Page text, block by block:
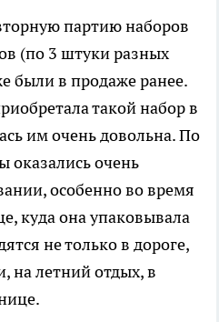
партию наборов
(по 3 штуки разных
были в продаже ранее.
такой набор в
им очень довольна. По
оказались очень
особенно во время
куда она упаковывала
не только в дороге,
на летний отдых, в